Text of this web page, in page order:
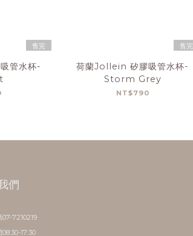
售完
管水杯-
售完
荷蘭Jollein 矽膠吸管水杯-
Storm Grey
NT$790
們
07-7210219
17:30